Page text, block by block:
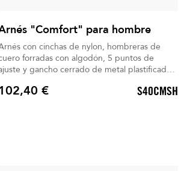
"Comfort" para hombre
con cinchas de nylon, hombreras de
forradas con algodón, 5 puntos de
y gancho cerrado de metal plastificado,
Precio € S40CMSH